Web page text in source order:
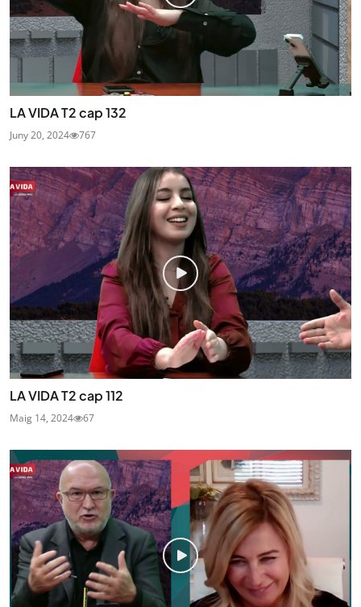
LA VIDA T2 cap 132
Juny 20, 2024 767
LA VIDA T2 cap 112
Maig 14, 2024 67